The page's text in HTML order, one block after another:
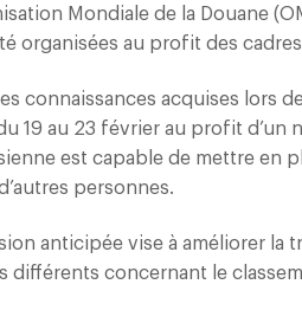
Mondiale de la Douane
organisées au profit des
connaissances acquises lors
19 au 23 février au profit d’un
est capable de mettre en
personnes.
anticipée vise à améliorer
différents concernant le